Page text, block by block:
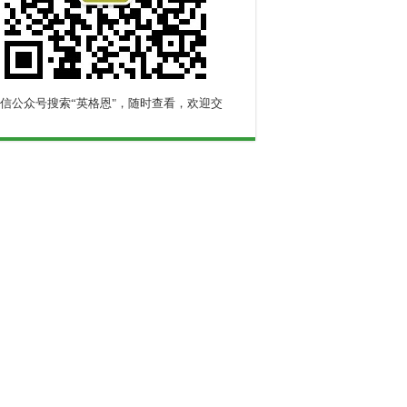
公众号搜索“英格恩"，随时查看，欢迎交